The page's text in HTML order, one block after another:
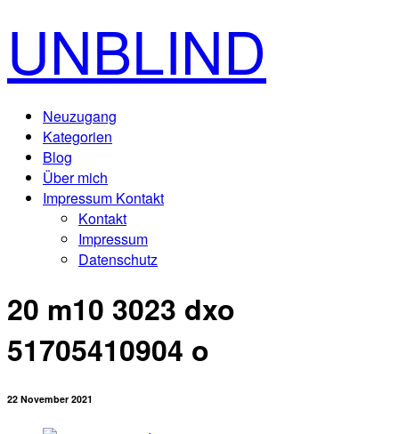
UNBLIND
Neuzugang
Kategorien
Blog
Über mich
Impressum Kontakt
Kontakt
Impressum
Datenschutz
20 m10 3023 dxo
51705410904 o
22 November 2021